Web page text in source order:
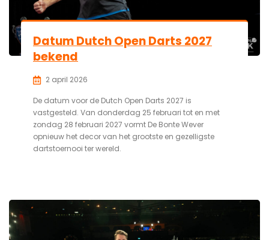
Datum Dutch Open Darts 2027
bekend
2 april 2026
De datum voor de Dutch Open Darts 2027 is
vastgesteld. Van donderdag 25 februari tot en met
zondag 28 februari 2027 vormt De Bonte Wever
opnieuw het decor van het grootste en gezelligste
dartstoernooi ter wereld.